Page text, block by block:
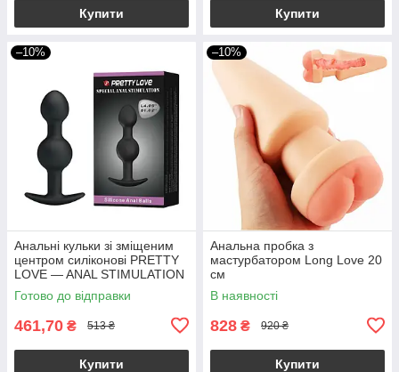
Купити Купити
–10%
Анальні кульки зі зміщеним
центром силіконові PRETTY
LOVE — ANAL STIMULATION
2,5-3,0 см якір
Готово до відправки
461,70 ₴ 513 ₴
Купити
–10%
Анальна пробка з
мастурбатором Long Love 20
см
В наявності
828 ₴ 920 ₴
Купити